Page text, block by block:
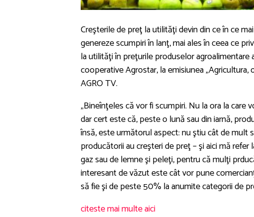
Creşterile de preţ la utilităţi devin din ce în ce
genereze scumpiri în lanţ, mai ales în ceea ce
la utilităţi în preţurile produselor
cooperative Agrostar, la emisiunea
AGRO TV.
„Bineînţeles că vor fi scumpiri. Nu la ora la care
dar cert este că, peste o lună sau din iarnă,
însă, este următorul aspect: nu ştiu cât de mult
producătorii au creşteri de preţ – şi aici mă
gaz sau de lemne şi peleţi, pentru că mulţi
interesant de văzut este cât vor pune
să fie şi de peste 50% la anumite categorii de
citeste mai multe aici